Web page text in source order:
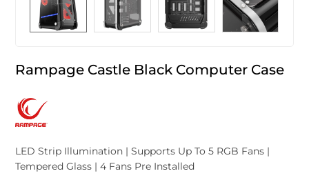
Rampage Castle Black Computer Case
LED Strip Illumination | Supports Up To 5 RGB Fans |
Tempered Glass | 4 Fans Pre Installed